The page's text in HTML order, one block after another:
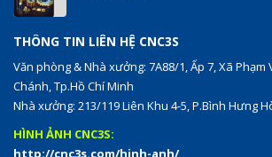
THÔNG TIN LIÊN HỆ CNC3S
Văn phòng & Nhà xưởng: 7A88/1, Ấp 7, Xã Phạm
Chánh, Tp.Hồ Chí Minh
Nhà xưởng: 213/119 Liên Khu 4-5, P.Bình Hưng
HÌNH ẢNH CNC3S:
http://cnc3s.com/hinh-anh/